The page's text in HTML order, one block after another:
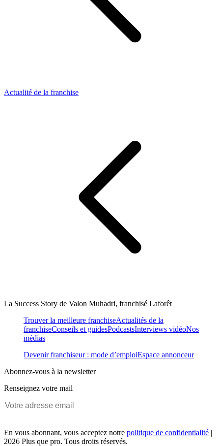
Actualité de la franchise
La Success Story de Valon Muhadri, franchisé Laforêt
Trouver la meilleure franchiseActualités de la
franchiseConseils et guidesPodcastsInterviews vidéoNos
médias
Devenir franchiseur : mode d’emploiEspace annonceur
Abonnez-vous à la newsletter
Renseignez votre mail
En vous abonnant, vous acceptez notre politique de confidentialité |
2026 Plus que pro. Tous droits réservés.